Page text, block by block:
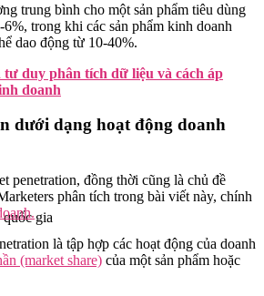
gia
trung bình cho một sản phẩm tiêu dùng
trong khi các sản phẩm kinh doanh
dao động từ 10-40%.
tư duy phân tích dữ liệu và cách áp
doanh
dưới dạng hoạt động doanh
penetration, đồng thời cũng là chủ đề
phân tích trong bài viết này, chính
là tập hợp các hoạt động của doanh
(market share) của một sản phẩm hoặc